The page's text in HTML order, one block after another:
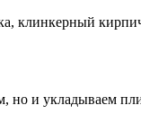
клинкерный
но и укладываем